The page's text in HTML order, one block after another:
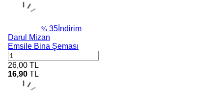
% 35 İndirim
Darul Mizan
Emsile Bina Şeması
26,00 TL
16,90 TL